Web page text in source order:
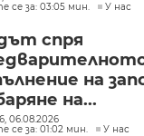
се за: 03:05 мин.
У нас
спря
на
на...
06.08.2026
се за: 01:02 мин.
У нас